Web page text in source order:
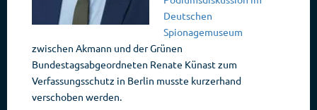
Deutschen
Spionagemuseum
zwischen Akmann und der Grünen
Bundestagsabgeordneten Renate Künast zum
Verfassungsschutz in Berlin musste kurzerhand
verschoben werden.